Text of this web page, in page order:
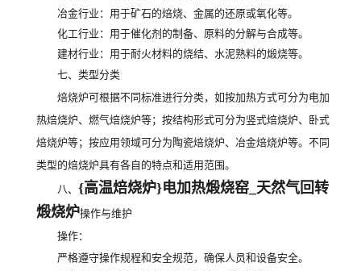
冶金行业：用于矿石的焙烧、金属的还原或氧化等。
化工行业：用于催化剂的制备、原料的分解与合成等。
建材行业：用于耐火材料的烧结、水泥熟料的煅烧等。
七、类型分类
焙烧炉可根据不同标准进行分类，如按加热方式可分为电加
热焙烧炉、燃气焙烧炉等；按结构形式可分为竖式焙烧炉、卧式
焙烧炉等；按应用领域可分为陶瓷焙烧炉、冶金焙烧炉等。不同
类型的焙烧炉具有各自的特点和适用范围。
八、 {高温焙烧炉}电加热煅烧窑_天然气回转
煅烧炉操作与维护
操作：
严格遵守操作规程和安全规范，确保人员和设备安全。